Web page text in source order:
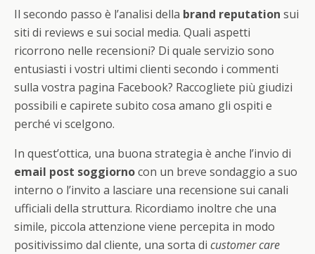
Il secondo passo è l’analisi della brand reputation sui
siti di reviews e sui social media. Quali aspetti
ricorrono nelle recensioni? Di quale servizio sono
entusiasti i vostri ultimi clienti secondo i commenti
sulla vostra pagina Facebook? Raccogliete più giudizi
possibili e capirete subito cosa amano gli ospiti e
perché vi scelgono.
In quest’ottica, una buona strategia è anche l’invio di
email post soggiornocon un breve sondaggio a suo
interno o l’invito a lasciare una recensione sui canali
ufficiali della struttura. Ricordiamo inoltre che una
simile, piccola attenzione viene percepita in modo
positivissimo dal cliente, una sorta di customer care